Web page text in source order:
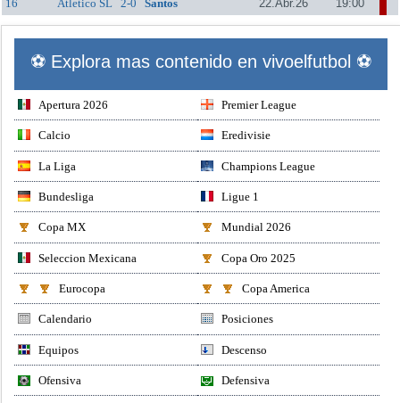
16
Atletico SL 2-0 Santos 22.Abr.26 19:00
⚽ Explora mas contenido en vivoelfutbol ⚽
Apertura 2026 Premier League
Calcio Eredivisie
La Liga Champions League
Bundesliga Ligue 1
Copa MX Mundial 2026
Seleccion Mexicana Copa Oro 2025
Eurocopa Copa America
Calendario Posiciones
Equipos Descenso
Ofensiva Defensiva